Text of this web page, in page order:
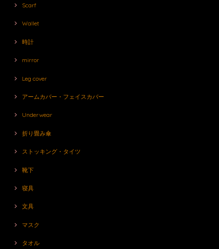
Scarf
Wallet
時計
mirror
Leg cover
アームカバー・フェイスカバー
Underwear
折り畳み傘
ストッキング・タイツ
靴下
寝具
文具
マスク
タオル